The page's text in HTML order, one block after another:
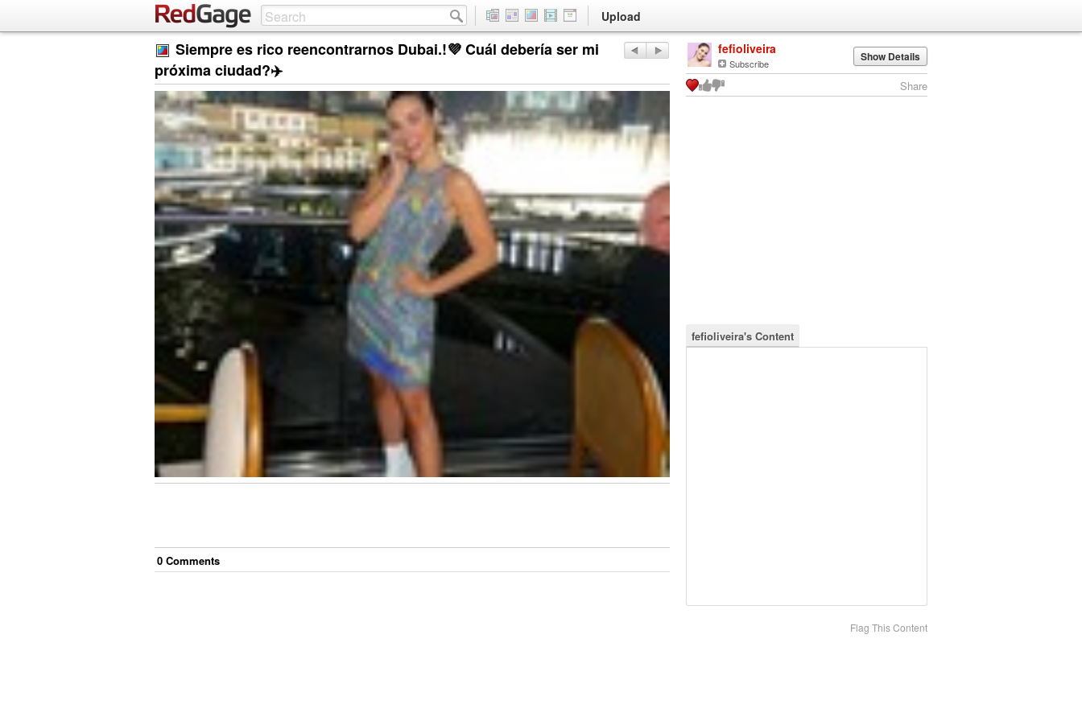
Upload
Siempre es rico reencontrarnos Dubai.!💜 Cuál debería ser mi
próxima ciudad?✈️
0 Comments
fefioliveira
Subscribe Show Details
Share
fefioliveira's Content
Flag This Content